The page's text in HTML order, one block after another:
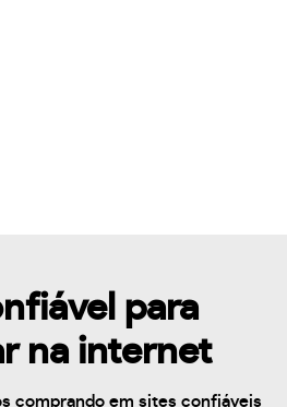
para
na internet
comprando em sites confiáveis